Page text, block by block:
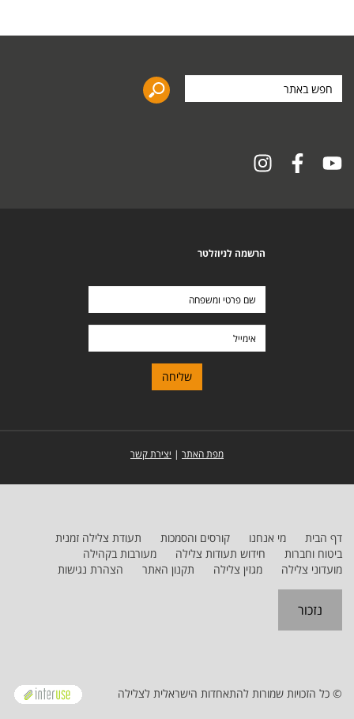
באתר
הרשמה לניוזלטר
מפת האתר | יצירת קשר
דף הבית מי אנחנו קורסים והסמכות
תעודת צלילה זמנית
ביטוח וחברות
חידוש תעודות צלילה
מעורבות בקהילה
מועדוני צלילה
מגזין צלילה תקנון האתר הצהרת נגישות
נזכור
© כל הזכויות שמורות להתאחדות הישראלית לצלילה